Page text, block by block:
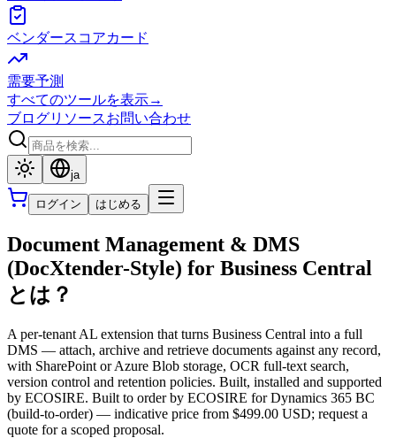
ベンダースコアカード
需要予測
すべてのツールを表示→
ブログリソースお問い合わせ
ja
ログイン はじめる
Document Management & DMS
(DocXtender-Style) for Business Central
とは？
A per-tenant AL extension that turns Business Central into a full
DMS — attach, archive and retrieve documents against any record,
with SharePoint or Azure Blob storage, OCR full-text search,
version control and retention policies. Built, installed and supported
by ECOSIRE. Built to order by ECOSIRE for Dynamics 365 BC
(build-to-order) — indicative price from $499.00 USD; request a
quote for a scoped proposal.